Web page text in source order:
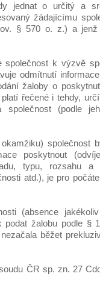
jednat o určitý a
žádajícímu
§ 570 o. z.) a jenž
společnost k výzvě
odmítnutí
žaloby o
řečené i tehdy,
(podle
společnost
poskytnout
typu, rozsahu a
atd.), je pro
(absence
podat žalobu podle §
běžet
ČR sp. zn. 27